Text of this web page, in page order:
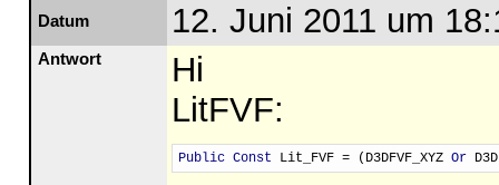
Datum 12. Juni 2011 um
Antwort
Hi
LitFVF:
Public Const Lit_FVF = (D3DFVF_XYZ Or